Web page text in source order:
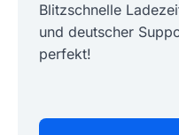
Blitzschnelle
und deutscher
perfekt!